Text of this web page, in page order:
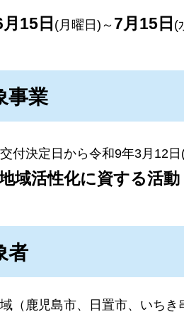
15日 (月曜日)～ 7月15日 (
事業
付決定日から令和9年3月12
域活性化に資する活動
者
（鹿児島市、日置市、いち